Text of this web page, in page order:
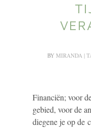
BY MIRANDA |
Financiën; voor
gebied, voor de
diegene je op de